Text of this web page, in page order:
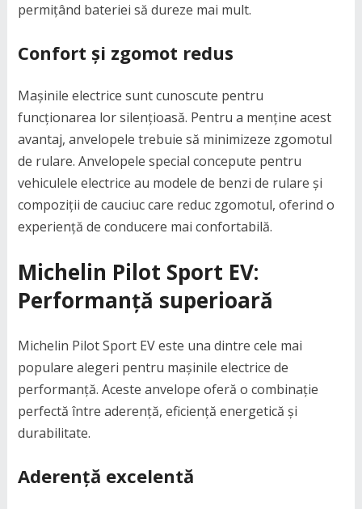
permițând bateriei să dureze mai mult.
Confort și zgomot redus
Mașinile electrice sunt cunoscute pentru
funcționarea lor silențioasă. Pentru a menține acest
avantaj, anvelopele trebuie să minimizeze zgomotul
de rulare. Anvelopele special concepute pentru
vehiculele electrice au modele de benzi de rulare și
compoziții de cauciuc care reduc zgomotul, oferind o
experiență de conducere mai confortabilă.
Michelin Pilot Sport EV:
Performanță superioară
Michelin Pilot Sport EV este una dintre cele mai
populare alegeri pentru mașinile electrice de
performanță. Aceste anvelope oferă o combinație
perfectă între aderență, eficiență energetică și
durabilitate.
Aderență excelentă